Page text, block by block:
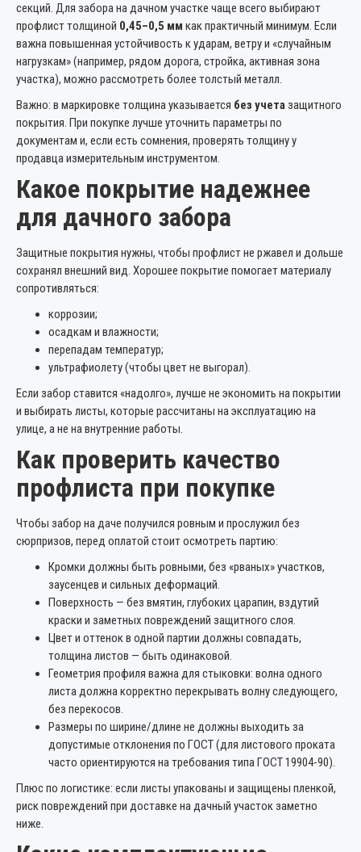
секций. Для забора на дачном участке чаще всего выбирают
профлист толщиной 0,45–0,5 мм как практичный минимум. Если
важна повышенная устойчивость к ударам, ветру и «случайным
нагрузкам» (например, рядом дорога, стройка, активная зона
участка), можно рассмотреть более толстый металл.
Важно: в маркировке толщина указывается без учетазащитного
покрытия. При покупке лучше уточнить параметры по
документам и, если есть сомнения, проверять толщину у
продавца измерительным инструментом.
Какое покрытие надежнее
для дачного забора
Защитные покрытия нужны, чтобы профлист не ржавел и дольше
сохранял внешний вид. Хорошее покрытие помогает материалу
сопротивляться:
коррозии;
осадкам и влажности;
перепадам температур;
ультрафиолету (чтобы цвет не выгорал).
Если забор ставится «надолго», лучше не экономить на покрытии
и выбирать листы, которые рассчитаны на эксплуатацию на
улице, а не на внутренние работы.
Как проверить качество
профлиста при покупке
Чтобы забор на даче получился ровным и прослужил без
сюрпризов, перед оплатой стоит осмотреть партию:
Кромки должны быть ровными, без «рваных» участков,
заусенцев и сильных деформаций.
Поверхность — без вмятин, глубоких царапин, вздутий
краски и заметных повреждений защитного слоя.
Цвет и оттенок в одной партии должны совпадать,
толщина листов — быть одинаковой.
Геометрия профиля важна для стыковки: волна одного
листа должна корректно перекрывать волну следующего,
без перекосов.
Размеры по ширине/длине не должны выходить за
допустимые отклонения по ГОСТ (для листового проката
часто ориентируются на требования типа ГОСТ 19904-90).
Плюс по логистике: если листы упакованы и защищены пленкой,
риск повреждений при доставке на дачный участок заметно
ниже.